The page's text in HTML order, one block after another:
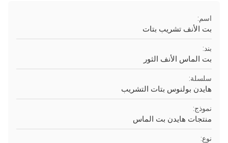
اسم:
بت الأنف تشريب بتات
بند:
بت الماس الأنف الثور
سلسلة:
هايدن بولنوس بتات التشريب
نموذج:
منتجات هايدن بت الماس
نوع: